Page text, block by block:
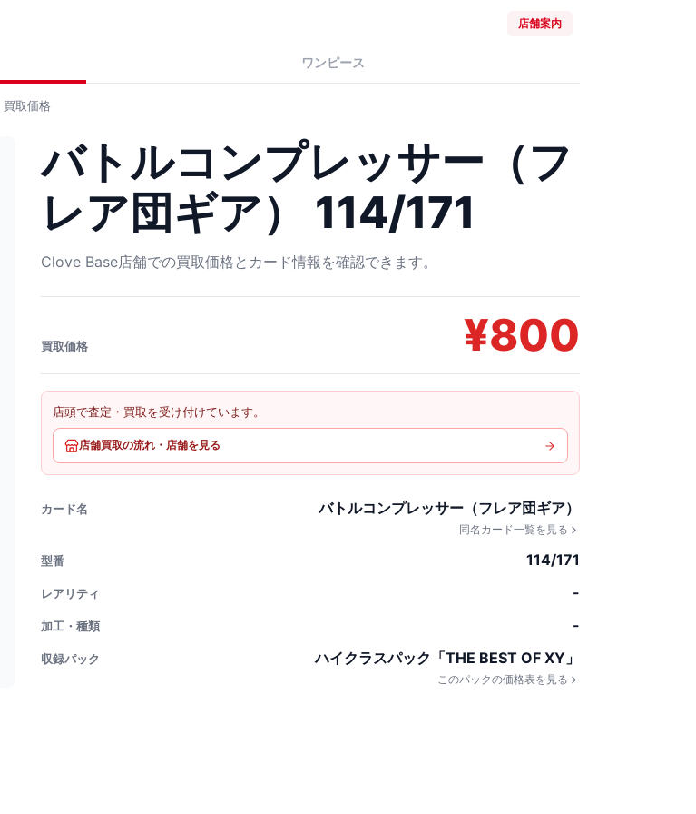
店舗案内
ワンピース
買取価格
バトルコンプレッサー（フ
レア団ギア） 114/171
Clove Base店舗での買取価格とカード情報を確認できます。
買取価格 ¥800
店頭で査定・買取を受け付けています。
店舗買取の流れ・店舗を見る
カード名 バトルコンプレッサー（フレア団ギア）
同名カード一覧を見る
型番 114/171
レアリティ -
加工・種類 -
収録パック ハイクラスパック「THE BEST OF XY」
このパックの価格表を見る